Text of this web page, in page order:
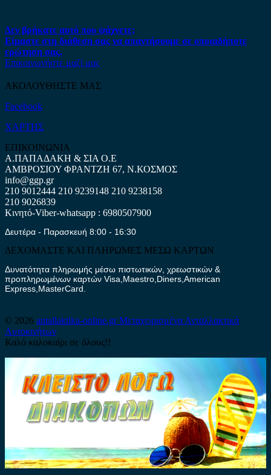
Δεν βρήκατε αυτό που ψάχνετε;
Είμαστε στη διάθεση σας να απαντήσουμε σε οποιαδήποτε
ερώτηση σας.
Επικοινωνήστε μαζί μας
ΑΚΟΛΟΥΘΗΣΤΕ ΜΑΣ
Facebook
ΧΑΡΤΗΣ
ΕΠΙΚΟΙΝΩΝΙΑ
Α.ΠΑΠΑΔΑΚΗ & ΣΙΑ Ο.Ε
ΑΜΒΡΟΣΙΟΥ ΦΡΑΝΤΖΗ 67, Ν.ΚΟΣΜΟΣ
info@ggp.gr
210 9012444 210 9239148 210 9238158
210 9026839
Κινητό-Viber-whatsapp : 6980507900
Δευτέρα - Παρασκευή 8:00 - 16:30
ΔΕΧΟΜΑΣΤΕ ΚΑΙ ΠΛΗΡΩΜΕΣ ΜΕΣΩ ΚΑΡΤΩΝ
Δυνατότητα πληρωμής μέσω πιστωτικών, χρεωστικών &
προπληρωμένων καρτών Visa,Maestro,Diners,American
Express,MasterCard.
© 2026 antallaktika-online.grΜεταχειρισμένα Ανταλλακτικά
Αυτοκινήτων
Καλό καλοκαίρι σε όλους!!